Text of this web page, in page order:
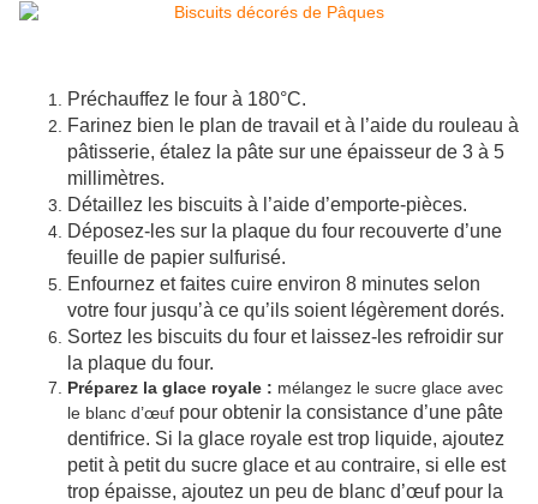
Préchauffez le four à 180°C.
Farinez bien le plan de travail et à l’aide du rouleau à
pâtisserie, étalez la pâte sur une épaisseur de 3 à 5
millimètres.
Détaillez les biscuits à l’aide d’emporte-pièces.
Déposez-les sur la plaque du four recouverte d’une
feuille de papier sulfurisé.
Enfournez et faites cuire environ 8 minutes selon
votre four jusqu’à ce qu’ils soient légèrement dorés.
Sortez les biscuits du four et laissez-les refroidir sur
la plaque du four.
Préparez la glace royale : mélangez le sucre glace avec
le blanc d’œuf pour obtenir la consistance d’une pâte
dentifrice. Si la glace royale est trop liquide, ajoutez
petit à petit du sucre glace et au contraire, si elle est
trop épaisse, ajoutez un peu de blanc d’œuf pour la